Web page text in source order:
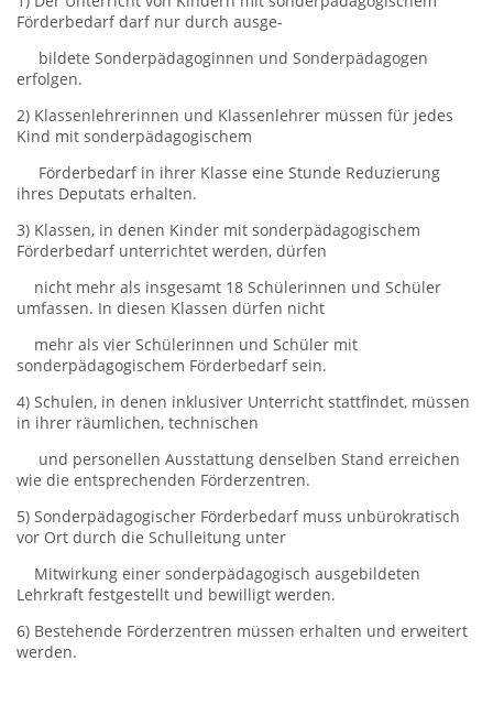
Förderbedarf darf nur durch ausge-
bildete Son­derpädagoginnen und Sonderpädagogen
erfolgen.
2) Klassenlehrerinnen und Klassenlehrer müssen für jedes
Kind mit sonderpädagogischem
För­der­be­darf in ihrer Klasse eine Stunde Reduzierung
ihres Deputats erhalten.
3) Klassen, in denen Kinder mit sonderpädagogischem
Förderbedarf unterrichtet werden, dürfen
nicht mehr als insgesamt 18 Schülerinnen und Schüler
umfassen. In diesen Klassen dürfen nicht
mehr als vier Schülerinnen und Schüler mit
sonderpädagogischem Förderbedarf sein.
4) Schulen, in denen inklusiver Unterricht stattfindet, müssen
in ihrer räumlichen, technischen
und personellen Aus­stattung denselben Stand erreichen
wie die entsprechenden Förderzentren.
5) Sonderpädagogischer Förderbedarf muss unbürokratisch
vor Ort durch die Schulleitung unter
Mit­wirkung einer sonderpädagogisch ausgebildeten
Lehrkraft festgestellt und bewilligt werden.
6) Bestehende Förderzentren müssen erhalten und erweitert
werden.